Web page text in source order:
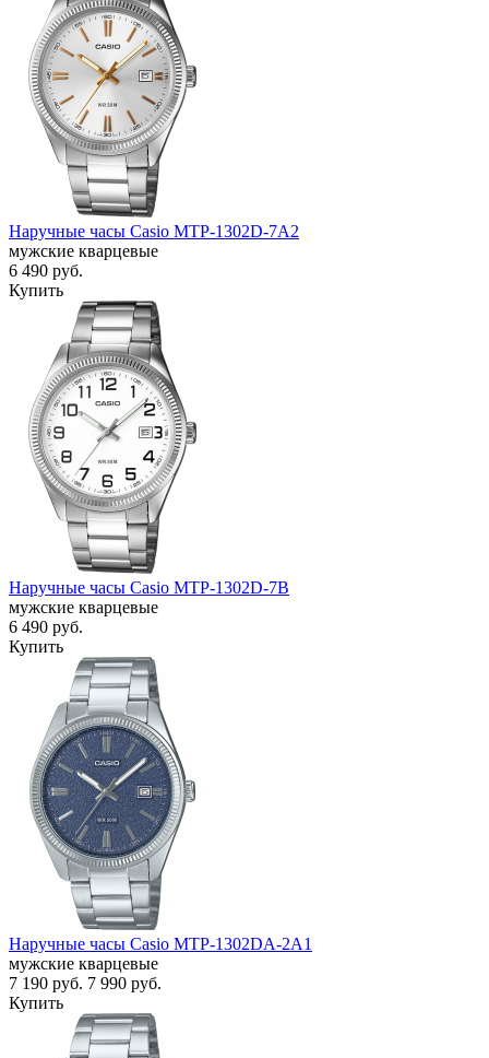
Наручные часы Casio MTP-1302D-7A2
мужские кварцевые
6 490 руб.
Купить
Наручные часы Casio MTP-1302D-7B
мужские кварцевые
6 490 руб.
Купить
Наручные часы Casio MTP-1302DA-2A1
мужские кварцевые
7 190 руб. 7 990 руб.
Купить